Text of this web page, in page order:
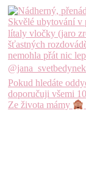
Ze života mámy